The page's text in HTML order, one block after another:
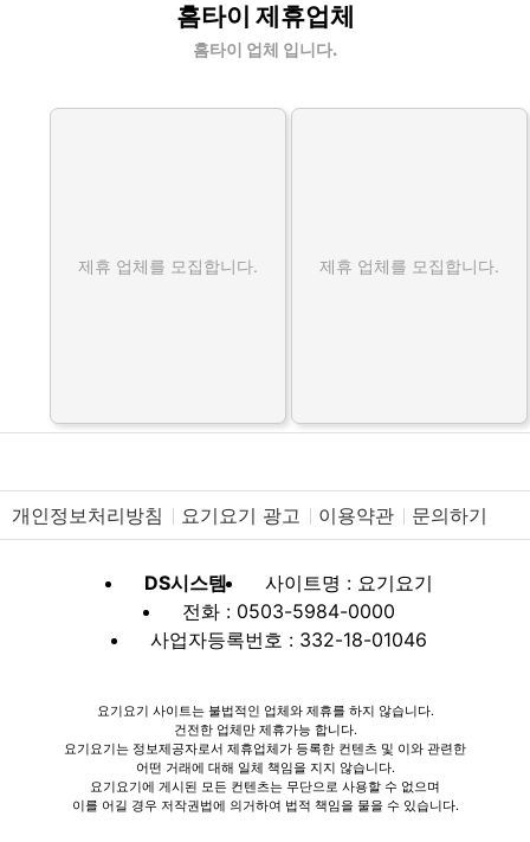
홈타이 제휴업체
홈타이 업체 입니다.
제휴 업체를 모집합니다. 제휴 업체를 모집합니다.
개인정보처리방침 요기요기 광고 이용약관 문의하기
DS시스템
사이트명 : 요기요기
전화 : 0503-5984-0000
사업자등록번호 : 332-18-01046
요기요기 사이트는 불법적인 업체와 제휴를 하지 않습니다.
건전한 업체만 제휴가능 합니다.
요기요기는 정보제공자로서 제휴업체가 등록한 컨텐츠 및 이와 관련한
어떤 거래에 대해 일체 책임을 지지 않습니다.
요기요기에 게시된 모든 컨텐츠는 무단으로 사용할 수 없으며
이를 어길 경우 저작권법에 의거하여 법적 책임을 물을 수 있습니다.